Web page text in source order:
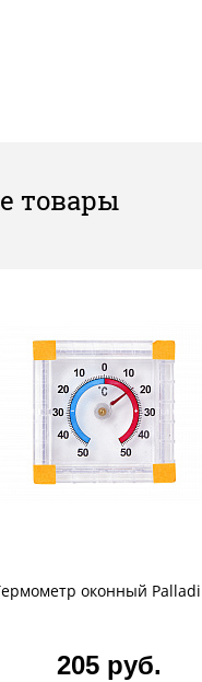
товары
оконный
205 руб.